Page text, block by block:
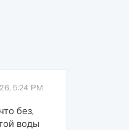
5:24 PM
без,
воды